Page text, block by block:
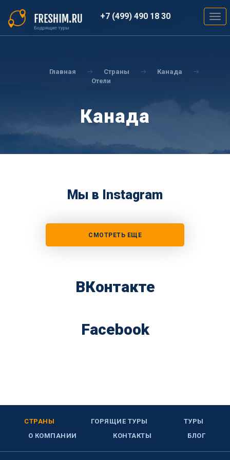
основному
содержанию
+7 (499) 490 18 30
Главная Страны
Канада
Отели
Канада
Мы в Instagram
СМОТРЕТЬ ЕЩЕ
ВКонтакте
Facebook
СТРАНЫ ГОРЯЩИЕ ТУРЫ
ТУРЫ
О КОМПАНИИ
КОНТАКТЫ БЛОГ